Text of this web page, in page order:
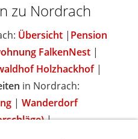
zu Nordrach
Übersicht| Pension
FalkenNest|
Holzhackhof|
in Nordrach:
| Wanderdorf
|